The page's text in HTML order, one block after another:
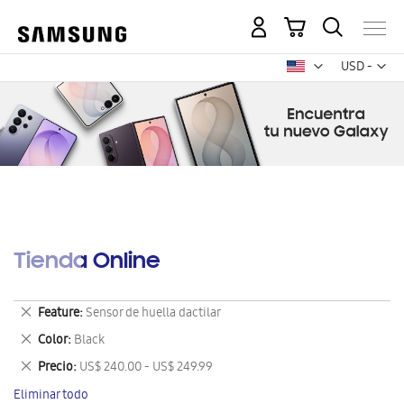
USD -
dólar
Mi carrito
Tienda Online
Feature Sensor de huella dactilar
Eliminar
este
artículo
Color Black
Eliminar
este
artículo
Precio US$ 240.00 - US$ 249.99
Eliminar
este
Eliminar todo